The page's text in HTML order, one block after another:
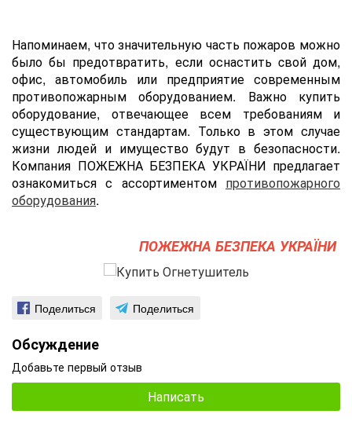
Напоминаем, что значительную часть пожаров можно
было бы предотвратить, если оснастить cвой дом,
офис, автомобиль или предприятие современным
противопожарным оборудованием. Важно купить
оборудование, отвечающее всем требованиям и
существующим стандартам. Только в этом случае
жизни людей и имущество будут в безопасности.
Компания ПОЖЕЖНА БЕЗПЕКА УКРАЇНИ предлагает
ознакомиться с ассортиментом противопожарного
оборудования.
ПОЖЕЖНА БЕЗПЕКА УКРАЇНИ
Поделиться Поделиться
Обсуждение
Добавьте первый отзыв
Написать